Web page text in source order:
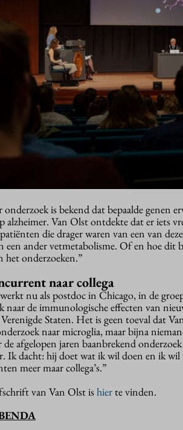
onderzoek is bekend dat bepaalde genen
alzheimer. Van Olst ontdekte dat er iets
die drager waren van een van
een ander vetmetabolisme. Of en hoe dit
het onderzoeken.”
naar collega
nu als postdoc in Chicago, in de
naar de immunologische effecten van
Staten. Het is geen toeval dat
naar microglia, maar bijna
de afgelopen jaren baanbrekend
Ik dacht: hij doet wat ik wil doen en ik
meer maar collega’s.”
van Van Olst ishierte vinden.